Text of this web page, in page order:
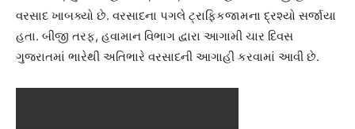
વરસાદ ખાબક્યો છે. વરસાદના પગલે ટ્રાફિકજામના દ્રશ્યો સર્જાયા
હતા. બીજી તરફ, હવામાન વિભાગ દ્વારા આગામી ચાર દિવસ
ગુજરાતમાં ભારેથી અતિભારે વરસાદની આગાહી કરવામાં આવી છે.